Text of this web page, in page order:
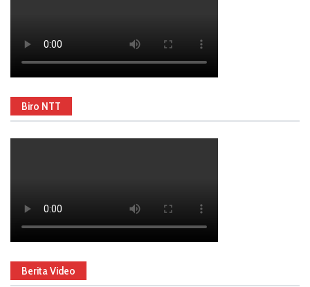
Biro NTT
Berita Video